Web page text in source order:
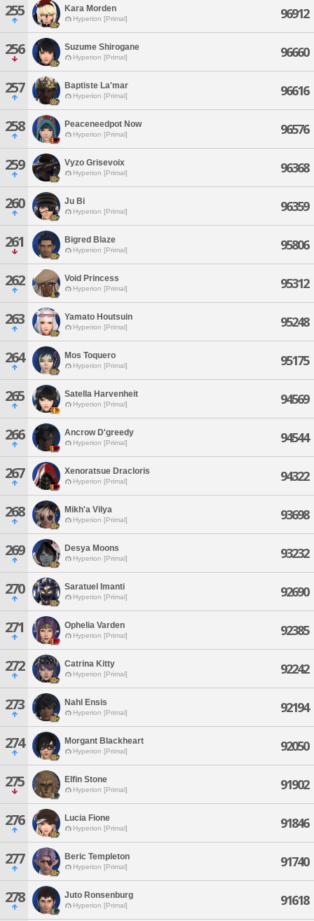
255 Kara Morden
Hyperion [Primal] 96912
256 Suzume Shirogane
Hyperion [Primal] 96660
257 Baptiste La'mar
Hyperion [Primal] 96616
258 Peaceneedpot Now
Hyperion [Primal] 96576
259 Vyzo Grisevoix
Hyperion [Primal] 96368
260 Ju Bi
Hyperion [Primal] 96359
261 Bigred Blaze
Hyperion [Primal] 95806
262 Void Princess
Hyperion [Primal] 95312
263 Yamato Houtsuin
Hyperion [Primal] 95248
264 Mos Toquero
Hyperion [Primal] 95175
265 Satella Harvenheit
Hyperion [Primal] 94569
266 Ancrow D'greedy
Hyperion [Primal] 94544
267 Xenoratsue Dracloris
Hyperion [Primal] 94322
268 Mikh'a Vilya
Hyperion [Primal] 93698
269 Desya Moons
Hyperion [Primal] 93232
270 Saratuel Imanti
Hyperion [Primal] 92690
271 Ophelia Varden
Hyperion [Primal] 92385
272 Catrina Kitty
Hyperion [Primal] 92242
273 Nahl Ensis
Hyperion [Primal] 92194
274 Morgant Blackheart
Hyperion [Primal] 92050
275 Elfin Stone
Hyperion [Primal] 91902
276 Lucia Fione
Hyperion [Primal] 91846
277 Beric Templeton
Hyperion [Primal] 91740
278 Juto Ronsenburg
Hyperion [Primal] 91618